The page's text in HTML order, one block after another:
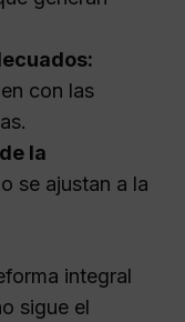
con las
la
se ajustan a la
integral
sigue el